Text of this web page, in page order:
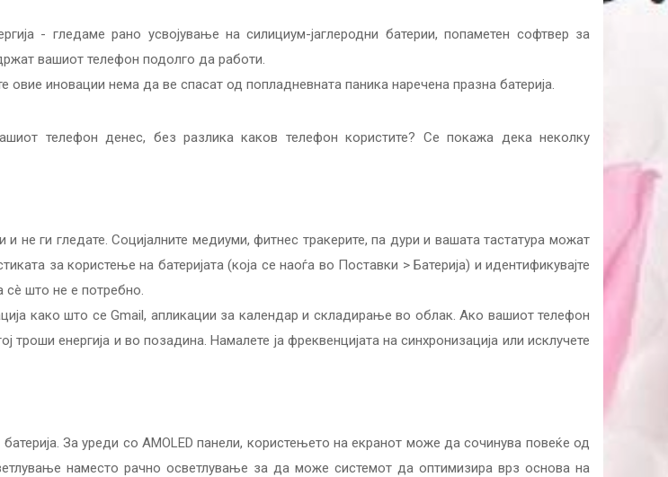
- гледаме рано усвојување на силициум-јаглеродни батерии, попаметен софтвер за
вашиот телефон подолго да работи.
овие иновации нема да ве спасат од попладневната паника наречена празна батерија.
телефон денес, без разлика каков телефон користите? Се покажа дека неколку
не ги гледате. Социјалните медиуми, фитнес тракерите, па дури и вашата тастатура можат
за користење на батеријата (која се наоѓа во Поставки > Батерија) и идентификувајте
сè што не е потребно.
како што се Gmail, апликации за календар и складирање во облак. Ако вашиот телефон
енергија и во позадина. Намалете ја фреквенцијата на синхронизација или исклучете
За уреди со AMOLED панели, користењето на екранот може да сочинува повеќе од
наместо рачно осветлување за да може системот да оптимизира врз основа на